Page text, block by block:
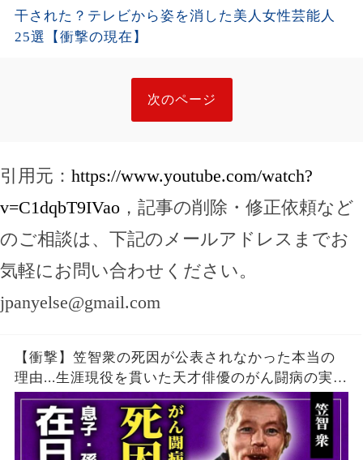
干された？テレビから姿を消した美人女性芸能人
25選【衝撃の現在】
次のページ
引用元： https://www.youtube.com/watch?
v=C1dqbT9IVao ，記事の削除・修正依頼など
のご相談は、下記のメールアドレスまでお
気軽にお問い合わせください。
jpanyelse@gmail.com
【衝撃】笠智衆の死因が公表されなかった本当の
理由...生涯現役を貫いた天才俳優のがん闘病の実
態...「父ありき」で知られる名俳優が在日韓国人と
言われる真相...息子・孫の現在に驚きを隠せな
い！！